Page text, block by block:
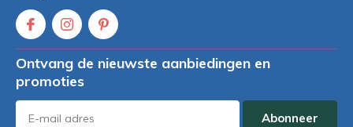
Ontvang de nieuwste aanbiedingen en
promoties
Abonneer